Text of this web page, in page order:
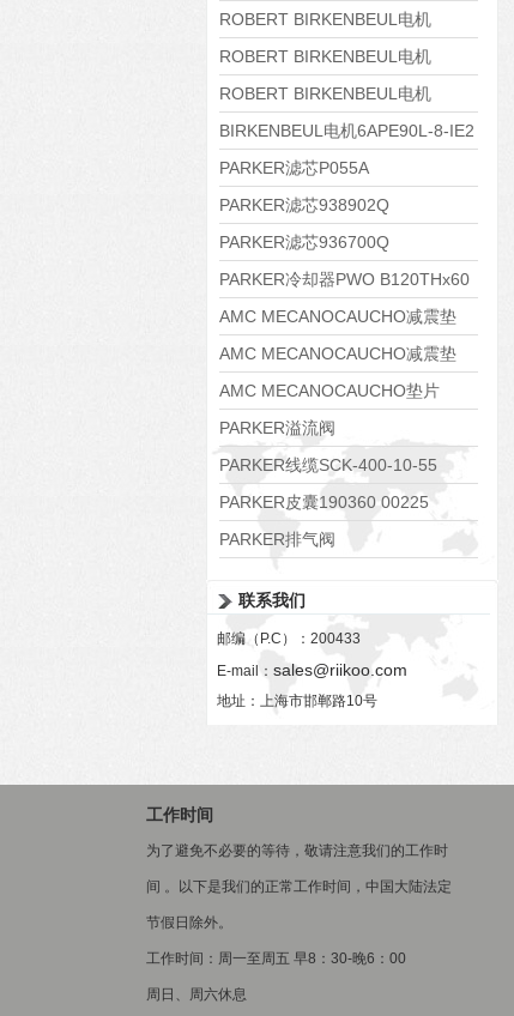
8APE112M-6K-IE3
ROBERT BIRKENBEUL电机
8APE100L-2 IE3
ROBERT BIRKENBEUL电机
8APE90S-4 IE3
ROBERT BIRKENBEUL电机
8APE80M-2K-IE3
BIRKENBEUL电机6APE90L-8-IE2
PARKER滤芯P055A
PARKER滤芯938902Q
PARKER滤芯936700Q
PARKER冷却器PWO B120THx60
AMC MECANOCAUCHO减震垫
138552
AMC MECANOCAUCHO减震垫
138551
AMC MECANOCAUCHO垫片
608074
PARKER溢流阀
RE06M35W2N1KWXG087
PARKER线缆SCK-400-10-55
PARKER皮囊190360 00225
PARKER排气阀
联系我们
邮编（P.C）：200433
E-mail： sales@riikoo.com
地址：上海市邯郸路10号
工作时间
为了避免不必要的等待，敬请注意我们的工作时
间 。以下是我们的正常工作时间，中国大陆法定
节假日除外。
工作时间：周一至周五 早8：30-晚6：00
周日、周六休息